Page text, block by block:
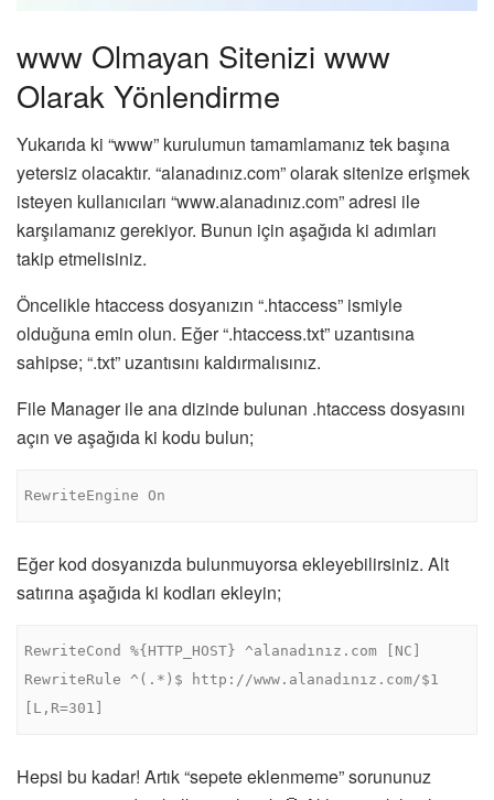
www Olmayan Sitenizi www
Olarak Yönlendirme
Yukarıda ki “www” kurulumun tamamlamanız tek başına
yetersiz olacaktır. “alanadınız.com” olarak sitenize erişmek
isteyen kullanıcıları “www.alanadınız.com” adresi ile
karşılamanız gerekiyor. Bunun için aşağıda ki adımları
takip etmelisiniz.
Öncelikle htaccess dosyanızın “.htaccess” ismiyle
olduğuna emin olun. Eğer “.htaccess.txt” uzantısına
sahipse; “.txt” uzantısını kaldırmalısınız.
File Manager ile ana dizinde bulunan .htaccess dosyasını
açın ve aşağıda ki kodu bulun;
RewriteEngine On
Eğer kod dosyanızda bulunmuyorsa ekleyebilirsiniz. Alt
satırına aşağıda ki kodları ekleyin;
RewriteCond %{HTTP_HOST} ^alanadınız.com [NC]
RewriteRule ^(.*)$ http://www.alanadınız.com/$1
[L,R=301]
Hepsi bu kadar! Artık “sepete eklenmeme” sorununuz